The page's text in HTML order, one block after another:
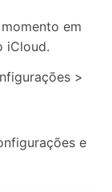
em
iCloud.
>
e